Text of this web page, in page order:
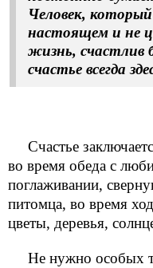
Человек,
настоящем и не
жизнь,
счастье всегда
Счастье
во время обеда с
поглаживании,
питомца, во время
цветы, деревья,
Не нужно особых